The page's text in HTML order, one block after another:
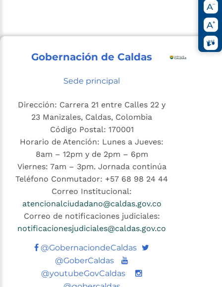
Gobernación de Caldas
Sede principal
Dirección: Carrera 21 entre Calles 22 y
23 Manizales, Caldas, Colombia
Código Postal: 170001
Horario de Atención: Lunes a Jueves:
8am – 12pm y de 2pm – 6pm
Viernes: 7am – 3pm. Jornada continúa
Teléfono Conmutador: +57 68 98 24 44
Correo Institucional:
atencionalciudadano@caldas.gov.co
Correo de notificaciones judiciales:
notificacionesjudiciales@caldas.gov.co
@GobernaciondeCaldas Twitter
@GoberCaldas
Youtube
@youtubeGovCaldas